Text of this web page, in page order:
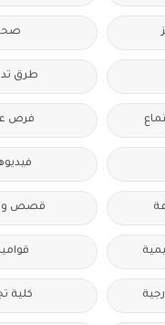
طرق
فرص
قصص
كلية